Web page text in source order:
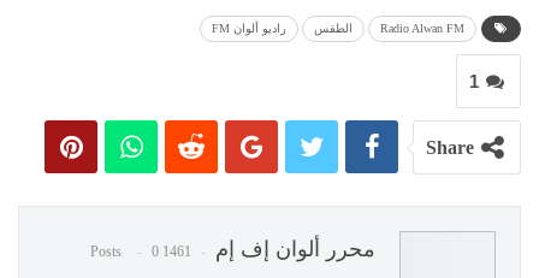
Radio Alwan FM الطقس راديو ألوان FM
1
Share
محرر ألوان إف إم 1461 Posts
0